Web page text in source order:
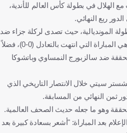
مع الهلال في بطولة كأس العالم للأندية،
ربع النهائي.
المونديالية، حيث تصدى لركلة جزاء ضد
ريال مدريد في دور المجموعات وهي المباراة التي انتهت بالتعادل (0-0)، فضلاً
ضد سالزبورج النمساوي وباتشوكا
سيتي خلال الانتصار التاريخي الذي
وهو ما جعله حديث الصحف العالمية.
بعد المباراة: "أشعر بسعادة كبيرة بعد